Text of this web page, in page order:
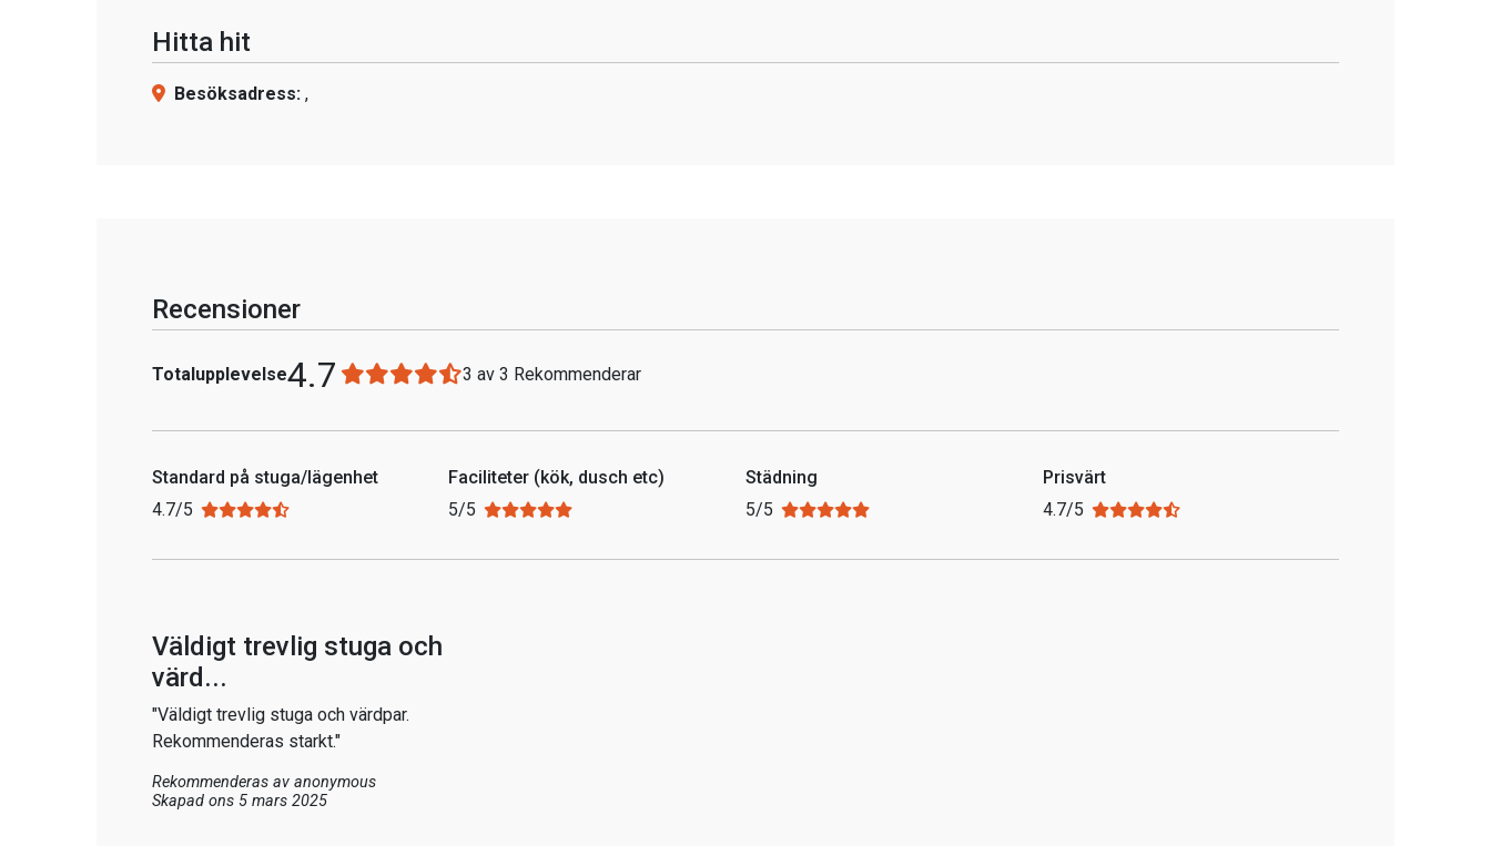
Hitta hit
Besöksadress: ,
Recensioner
Totalupplevelse4.7 3 av 3 Rekommenderar
Standard på stuga/lägenhet
4.7/5
Faciliteter (kök, dusch etc)
5/5
Städning
5/5
Prisvärt
4.7/5
Väldigt trevlig stuga och
värd...
"Väldigt trevlig stuga och värdpar.
Rekommenderas starkt."
Rekommenderas av anonymous
Skapad ons 5 mars 2025